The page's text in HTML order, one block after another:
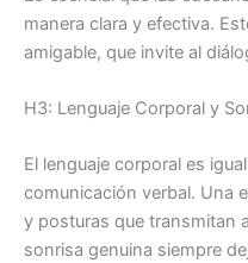
manera clara y efectiva.
amigable, que invite al
H3: Lenguaje Corporal y
El lenguaje corporal es
comunicación verbal. Una
y posturas que transmitan
sonrisa genuina siempre